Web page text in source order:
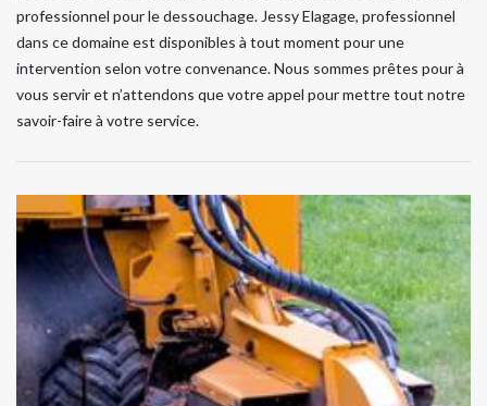
professionnel pour le dessouchage. Jessy Elagage, professionnel
dans ce domaine est disponibles à tout moment pour une
intervention selon votre convenance. Nous sommes prêtes pour à
vous servir et n’attendons que votre appel pour mettre tout notre
savoir-faire à votre service.